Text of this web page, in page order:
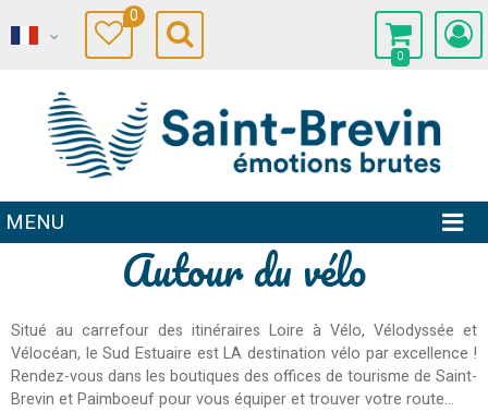
0
0
MENU
Autour du vélo
Situé au carrefour des itinéraires Loire à Vélo, Vélodyssée et
Vélocéan, le Sud Estuaire est LA destination vélo par excellence !
Rendez-vous dans les boutiques des offices de tourisme de Saint-
Brevin et Paimboeuf pour vous équiper et trouver votre route...